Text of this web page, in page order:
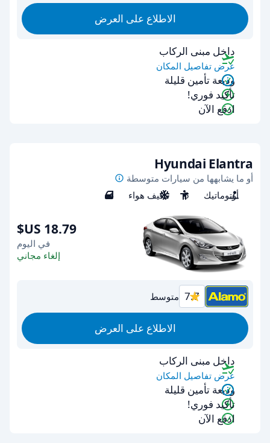
الاطلاع على العرض
داخل مبنى الركاب
عرض تفاصيل المكان
وديعة تأمين قليلة
تأكيد فوري!
ادفع الآن
Hyundai Elantra
أو ما يشابهها من سيارات متوسطة
أوتوماتيك
5 مكيف هواء 4
في اليوم
إلغاء مجاني
7.7 متوسط
الاطلاع على العرض
داخل مبنى الركاب
عرض تفاصيل المكان
وديعة تأمين قليلة
تأكيد فوري!
ادفع الآن